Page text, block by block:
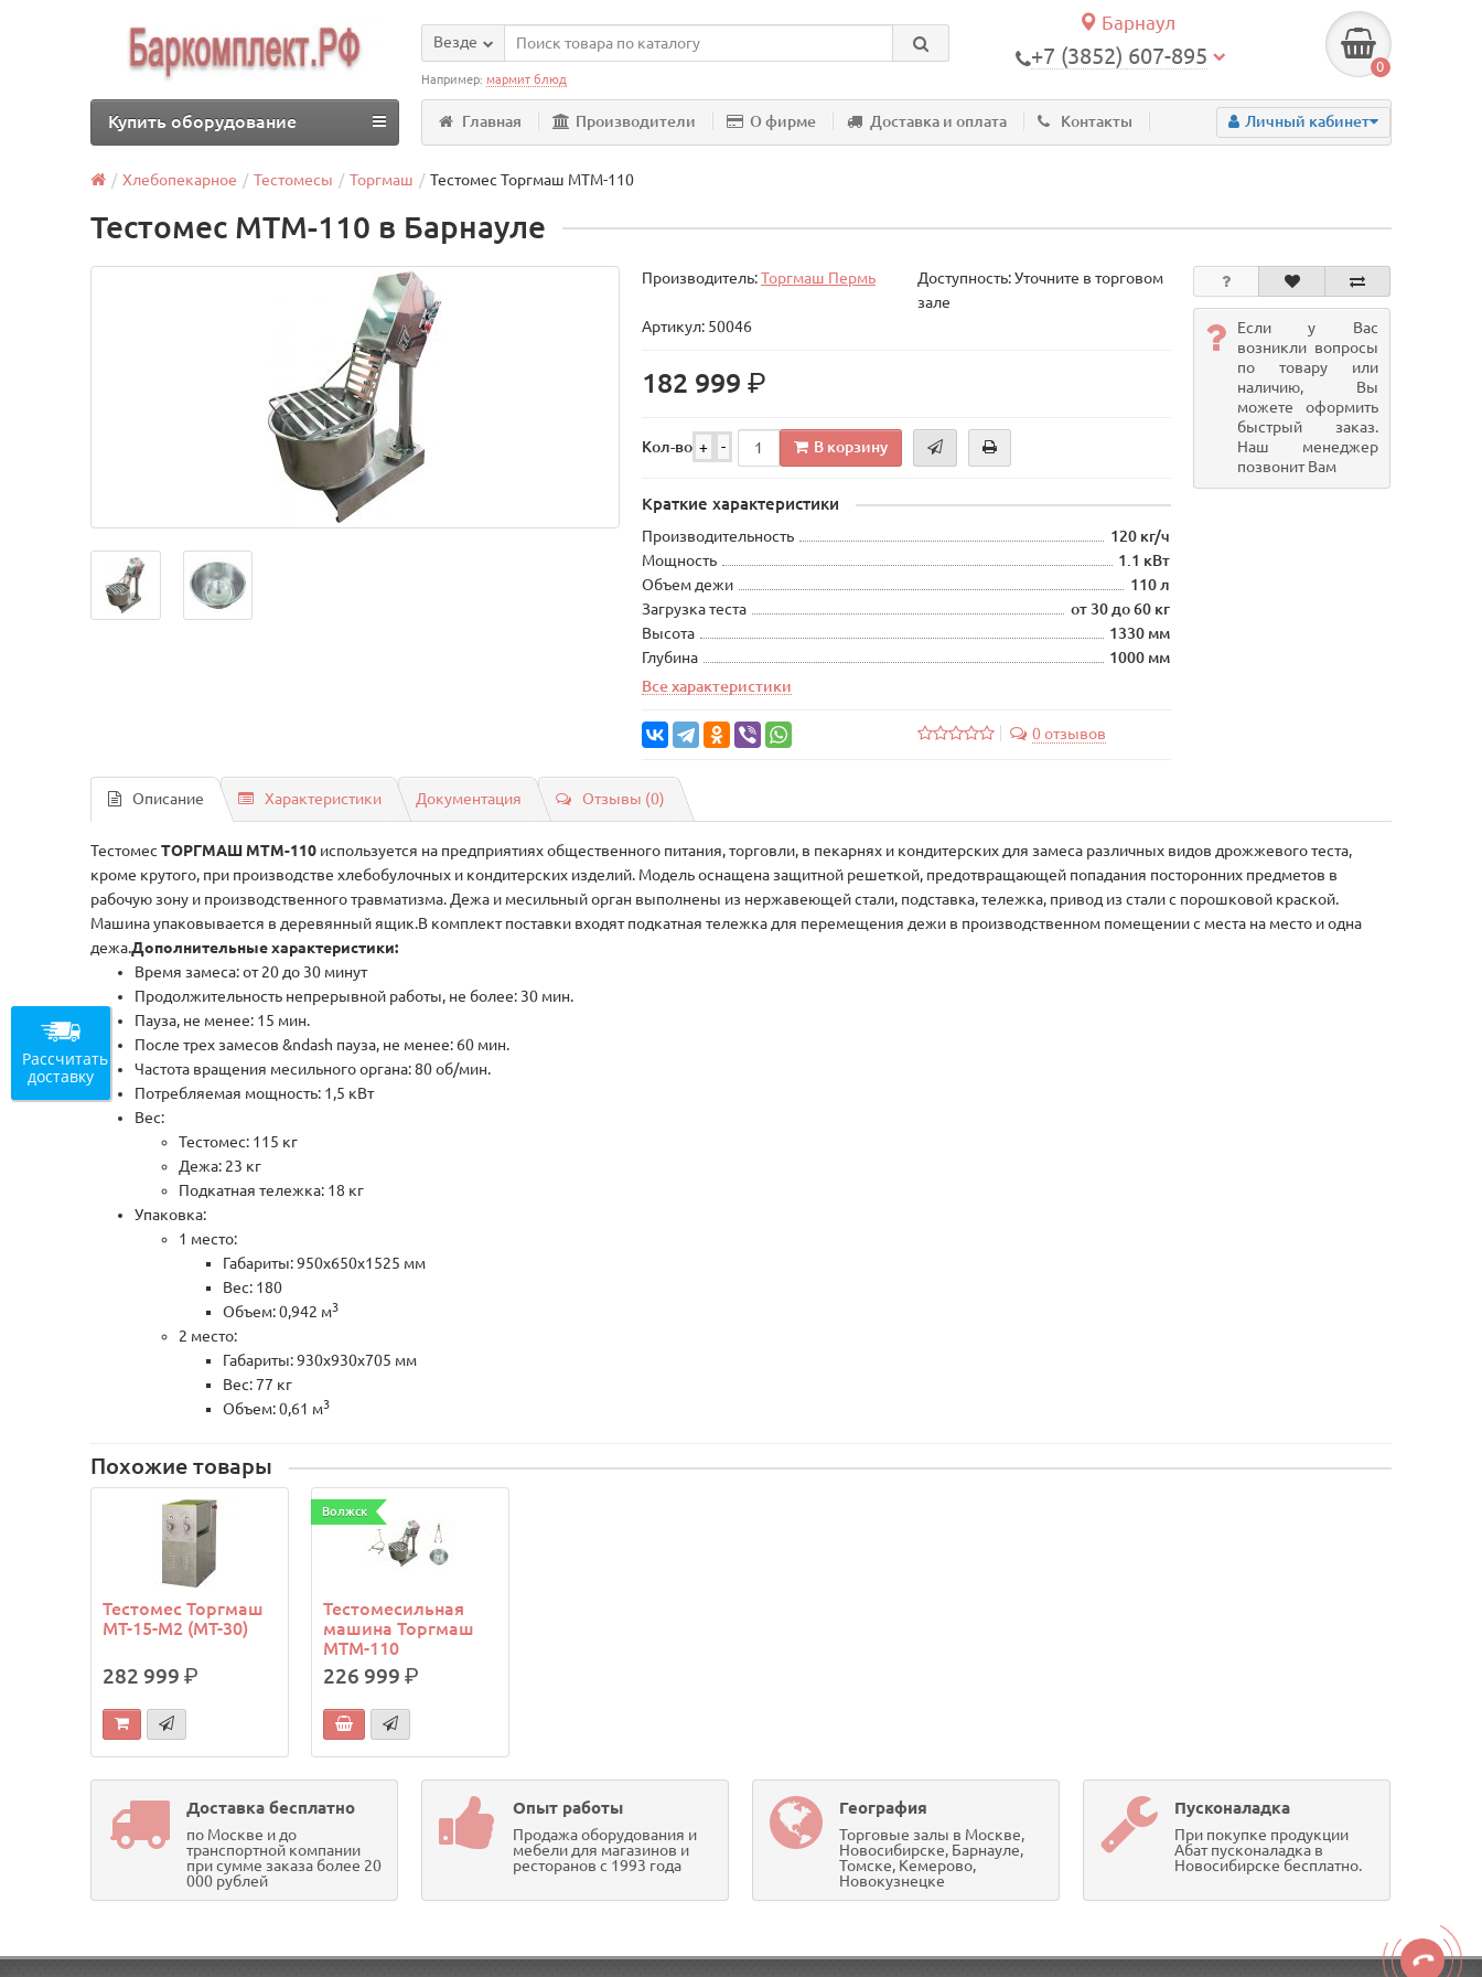
Барнаул
+7 (3852) 607-895 0
Везде
Например:мармит блюд
Главная Производители О фирме Доставка и оплата Контакты Личный кабинет
Купить оборудование
Хлебопекарное Тестомесы Торгмаш Тестомес Торгмаш МТМ-110
Тестомес МТМ-110 в Барнауле
Производитель:Торгмаш Пермь
Доступность: Уточните в торговом
зале
Артикул: 50046
182 999р.
Кол-во + - В корзину
Краткие характеристики
Производительность
120 кг/ч
Мощность
1.1 кВт
Объем дежи
110 л
Загрузка теста
от 30 до 60 кг
Высота
1330 мм
Глубина
1000 мм
Все характеристики
0 отзывов
Если у Вас
возникли вопросы
по товару или
наличию, Вы
можете оформить
быстрый заказ.
Наш менеджер
позвонит Вам
Описание Характеристики Документация Отзывы (0)
ТестомесТОРГМАШ МТМ-110 используется на предприятиях общественного питания, торговли, в пекарнях и кондитерских для замеса различных видов дрожжевого теста,
кроме крутого, при производстве хлебобулочных и кондитерских изделий. Модель оснащена защитной решеткой, предотвращающей попадания посторонних предметов в
рабочую зону и производственного травматизма. Дежа и месильный орган выполнены из нержавеющей стали, подставка, тележка, привод из стали с порошковой краской.
Машина упаковывается в деревянный ящик.В комплект поставки входят подкатная тележка для перемещения дежи в производственном помещении с места на место и одна
дежа.Дополнительные характеристики:
Время замеса: от 20 до 30 минут
Продолжительность непрерывной работы, не более: 30 мин.
Пауза, не менее: 15 мин.
После трех замесов &ndash пауза, не менее: 60 мин.
Частота вращения месильного органа: 80 об/мин.
Потребляемая мощность: 1,5 кВт
Вес:
Тестомес: 115 кг
Дежа: 23 кг
Подкатная тележка: 18 кг
Упаковка:
1 место:
Габариты: 950х650х1525 мм
Вес: 180
Объем: 0,942 м3
2 место:
Габариты: 930х930х705 мм
Вес: 77 кг
Объем: 0,61 м3
Похожие товары
Тестомес Торгмаш
МТ-15-М2 (МТ-30)
282 999р.
Волжск
Тестомесильная
машина Торгмаш
МТМ-110
226 999р.
Доставка бесплатно
по Москве и до
транспортной компании
при сумме заказа более 20
000 рублей
Опыт работы
Продажа оборудования и
мебели для магазинов и
ресторанов с 1993 года
География
Торговые залы в Москве,
Новосибирске, Барнауле,
Томске, Кемерово,
Новокузнецке
Пусконаладка
При покупке продукции
Абат пусконаладка в
Новосибирске бесплатно.
Рассчитать
доставку